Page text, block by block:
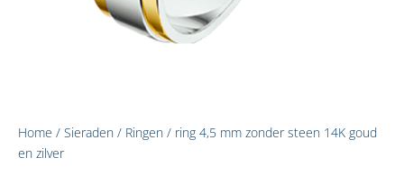
Home / Sieraden / Ringen / ring 4,5 mm zonder steen 14K goud
en zilver